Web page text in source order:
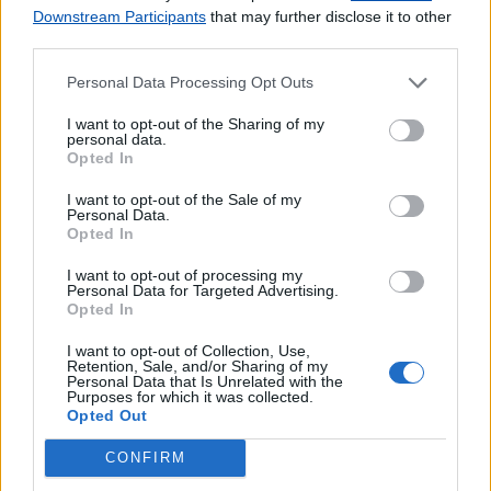
Downstream Participants that may further disclose it to other
Personal Data Processing Opt Outs
I want to opt-out of the Sharing of my
personal data.
Opted In
I want to opt-out of the Sale of my
Personal Data.
Opted In
I want to opt-out of processing my
Personal Data for Targeted Advertising.
Opted In
I want to opt-out of Collection, Use,
Retention, Sale, and/or Sharing of my
Personal Data that Is Unrelated with the
Purposes for which it was collected.
Opted Out
CONFIRM
Bilhetes para Espetáculos
Cartão Jovem
Cartão de Portagens Toll card
Cartões para Telemóvel
Certificação de Fotocópias
Contratos EDP
Dispositivos Via Verde
Espaço Cidadão - ACT
Espaço Cidadão - ADSE
Espaço Cidadão - CGA
Espaço Cidadão - DGC
Espaço Cidadão - DGLAB
Espaço Cidadão - IGAC
Espaço Cidadão - IHRU
Espaço Cidadão - IMT
Espaço Cidadão - Portal do Cidadão
Espaço Cidadão - SEF